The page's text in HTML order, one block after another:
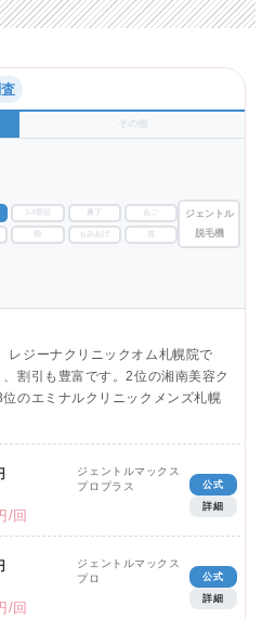
その他
3-4部位 鼻下 あご
もみあげ
ジェントル
脱毛機
レジーナクリニックオム札幌院で
割引も豊富です。2位の湘南美容ク
のエミナルクリニックメンズ札幌
/回
ジェントルマックス
プロプラス
公式
詳細
/回
ジェントルマックス
プロ
公式
詳細